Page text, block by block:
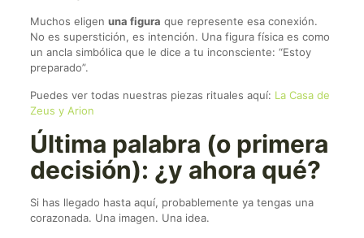
Muchos eligen una figura que represente esa conexión.
No es superstición, es intención. Una figura física es como
un ancla simbólica que le dice a tu inconsciente: “Estoy
preparado”.
Puedes ver todas nuestras piezas rituales aquí: La Casa de
Zeus y Arion
Última palabra (o primera
decisión): ¿y ahora qué?
Si has llegado hasta aquí, probablemente ya tengas una
corazonada. Una imagen. Una idea.